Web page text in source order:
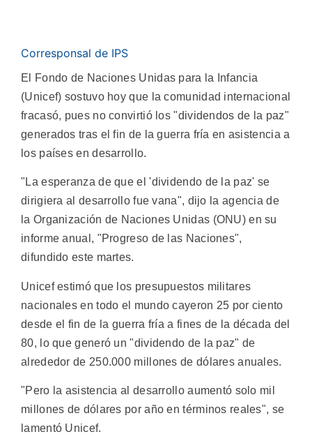
Corresponsal de IPS
El Fondo de Naciones Unidas para la Infancia
(Unicef) sostuvo hoy que la comunidad internacional
fracasó, pues no convirtió los "dividendos de la paz"
generados tras el fin de la guerra fría en asistencia a
los países en desarrollo.
"La esperanza de que el 'dividendo de la paz' se
dirigiera al desarrollo fue vana", dijo la agencia de
la Organización de Naciones Unidas (ONU) en su
informe anual, "Progreso de las Naciones",
difundido este martes.
Unicef estimó que los presupuestos militares
nacionales en todo el mundo cayeron 25 por ciento
desde el fin de la guerra fría a fines de la década del
80, lo que generó un "dividendo de la paz" de
alrededor de 250.000 millones de dólares anuales.
"Pero la asistencia al desarrollo aumentó solo mil
millones de dólares por año en términos reales", se
lamentó Unicef.